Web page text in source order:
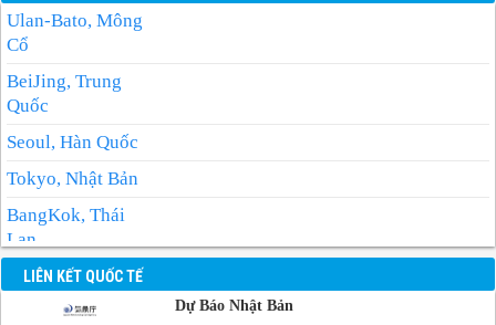
Ulan-Bato, Mông
Cổ
BeiJing, Trung
Quốc
Seoul, Hàn Quốc
Tokyo, Nhật Bản
BangKok, Thái
Lan
Manila, Philippin
Phnom-Penh,
LIÊN KẾT QUỐC TẾ
Dự Báo Nhật Bản